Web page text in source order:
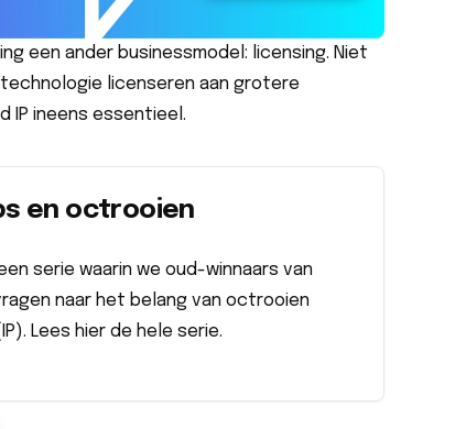
een ander businessmodel: licensing. Niet
licenseren aan grotere
IP ineens essentieel.
en octrooien
serie waarin we oud-winnaars van
naar het belang van octrooien
Lees hier de hele serie.